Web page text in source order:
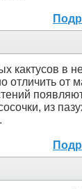
кактусов в
отличить от
из